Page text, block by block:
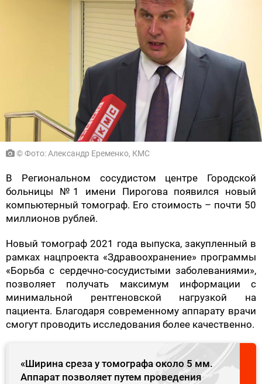
© Фото: Александр Еременко, КМС
В Региональном сосудистом центре Городской
больницы №1 имени Пирогова появился новый
компьютерный томограф. Его стоимость – почти 50
миллионов рублей.
Новый томограф 2021 года выпуска, закупленный в
рамках нацпроекта «Здравоохранение» программы
«Борьба с сердечно-сосудистыми заболеваниями»,
позволяет получать максимум информации с
минимальной рентгеновской нагрузкой на
пациента. Благодаря современному аппарату врачи
смогут проводить исследования более качественно.
«Ширина среза у томографа около 5 мм.
Аппарат позволяет путем проведения